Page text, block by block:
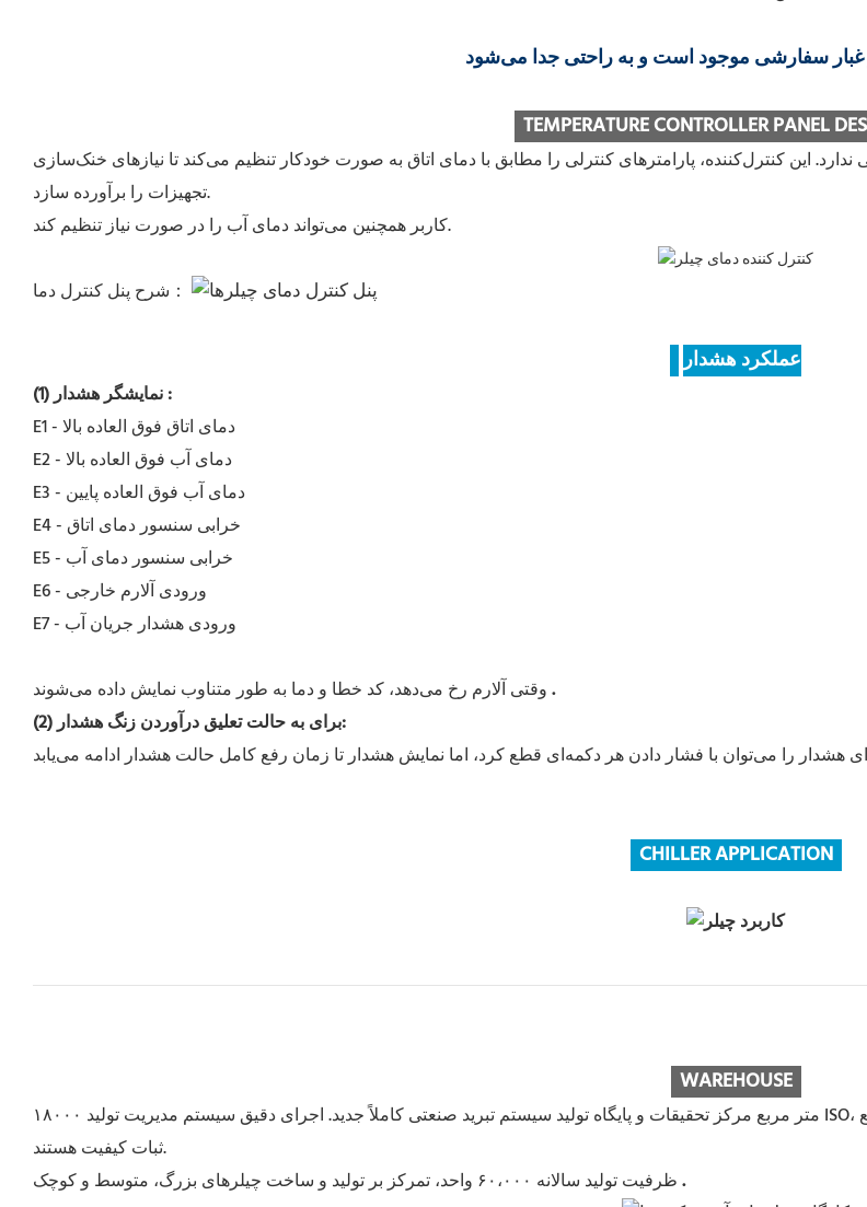
TEMPERATURE CONTROLLER PANEL
این کنترل‌کننده، پارامترهای کنترلی را مطابق با دمای اتاق به صورت خودکار تنظیم می‌کند تا نیازهای خنک‌سازی
تجهیزات را برآورده سازد.
کاربر همچنین می‌تواند دمای آب را در صورت نیاز تنظیم کند.
شرح پنل کنترل دما：
عملکرد هشدار
(1) نمایشگر هشدار:
E1 - دمای اتاق فوق العاده بالا
E2 - دمای آب فوق العاده بالا
E3 - دمای آب فوق العاده پایین
E4 - خرابی سنسور دمای اتاق
E5 - خرابی سنسور دمای آب
E6 - ورودی آلارم خارجی
E7 - ورودی هشدار جریان آب
.
(2) برای به حالت تعلیق درآوردن زنگ هشدار:
CHILLER APPLICATION
WAREHOUSE
۱۸۰۰۰ متر مربع مرکز تحقیقات و پایگاه تولید سیستم تبرید صنعتی کاملاً جدید. اجرای دقیق سیستم مدیریت تولید ISO، استفاده از تولیدات استاندارد مدولار انبوه و نرخ قطعات استاندارد تا ۸۰٪ که منبع
ثبات کیفیت هستند.
.